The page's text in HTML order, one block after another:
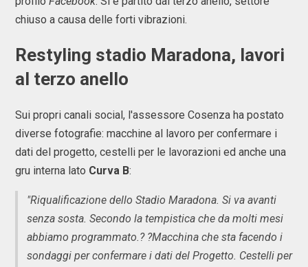
chiuso a causa delle forti vibrazioni.
Restyling stadio Maradona, lavori
al terzo anello
Sui propri canali social, l'assessore Cosenza ha postato
diverse fotografie: macchine al lavoro per confermare i
dati del progetto, cestelli per le lavorazioni ed anche una
gru interna lato Curva B:
"Riqualificazione dello Stadio Maradona. Si va avanti
senza sosta. Secondo la tempistica che da molti mesi
abbiamo programmato.? ?Macchina che sta facendo i
sondaggi per confermare i dati del Progetto. Cestelli per